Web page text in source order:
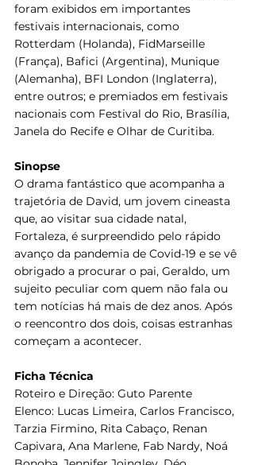
foram exibidos em importantes
festivais internacionais, como
Rotterdam (Holanda), FidMarseille
(França), Bafici (Argentina), Munique
(Alemanha), BFI London (Inglaterra),
entre outros; e premiados em festivais
nacionais com Festival do Rio, Brasília,
Janela do Recife e Olhar de Curitiba.
Sinopse
O drama fantástico que acompanha a
trajetória de David, um jovem cineasta
que, ao visitar sua cidade natal,
Fortaleza, é surpreendido pelo rápido
avanço da pandemia de Covid-19 e se vê
obrigado a procurar o pai, Geraldo, um
sujeito peculiar com quem não fala ou
tem notícias há mais de dez anos. Após
o reencontro dos dois, coisas estranhas
começam a acontecer.
Ficha Técnica
Roteiro e Direção: Guto Parente
Elenco: Lucas Limeira, Carlos Francisco,
Tarzia Firmino, Rita Cabaço, Renan
Capivara, Ana Marlene, Fab Nardy, Noá